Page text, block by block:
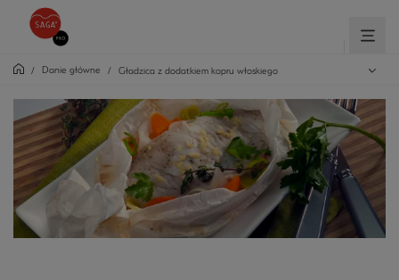
/ Danie główne / Gładzica z dodatkiem kopru włoskiego